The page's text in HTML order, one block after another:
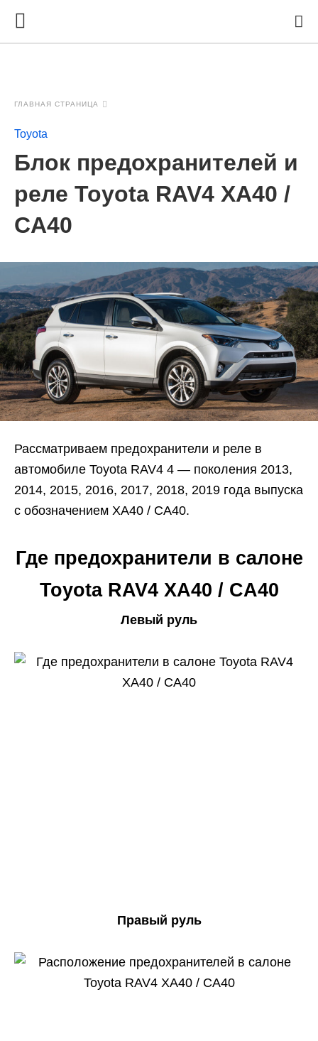
ГЛАВНАЯ СТРАНИЦА
Toyota
Блок предохранителей и
реле Toyota RAV4 XA40 /
CA40
Рассматриваем предохранители и реле в
автомобиле Toyota RAV4 4 — поколения 2013,
2014, 2015, 2016, 2017, 2018, 2019 года выпуска
с обозначением XA40 / CA40.
Где предохранители в салоне
Toyota RAV4 XA40 / CA40
Левый руль
Правый руль